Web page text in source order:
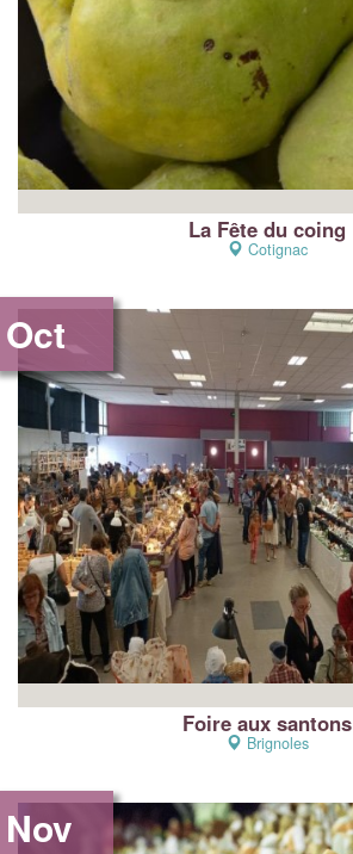
La Fête du coing
Cotignac
Foire aux santons
Brignoles
Oct
Nov